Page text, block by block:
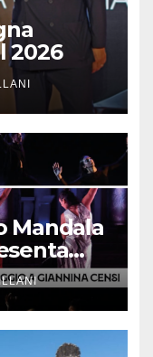
2026
Mandala